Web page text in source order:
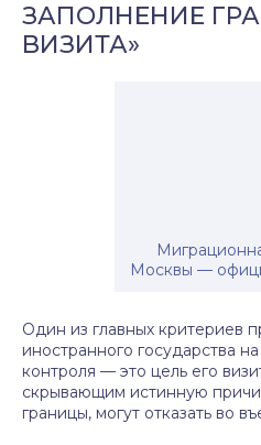
ЗАПОЛНЕНИЕ
ВИЗИТА»
Москвы —
Один из главных критериев
иностранного государства
контроля — это цель его
скрывающим истинную
границы, могут отказать во